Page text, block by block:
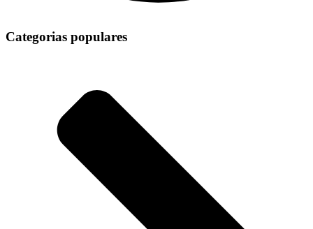
Categorias populares